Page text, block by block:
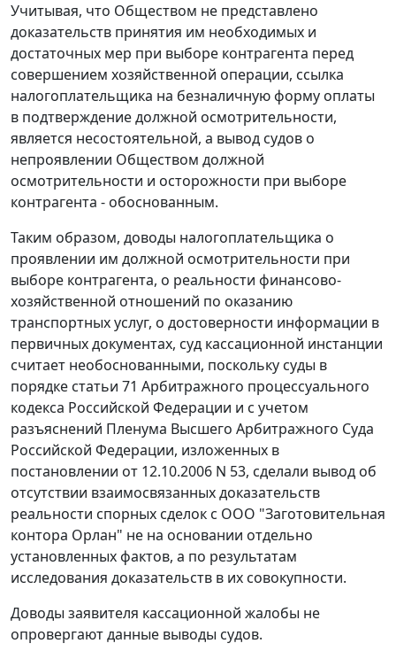
Учитывая, что Обществом не представлено
доказательств принятия им необходимых и
достаточных мер при выборе контрагента перед
совершением хозяйственной операции, ссылка
налогоплательщика на безналичную форму оплаты
в подтверждение должной осмотрительности,
является несостоятельной, а вывод судов о
непроявлении Обществом должной
осмотрительности и осторожности при выборе
контрагента - обоснованным.
Таким образом, доводы налогоплательщика о
проявлении им должной осмотрительности при
выборе контрагента, о реальности финансово-
хозяйственной отношений по оказанию
транспортных услуг, о достоверности информации в
первичных документах, суд кассационной инстанции
считает необоснованными, поскольку суды в
порядке статьи 71 Арбитражного процессуального
кодекса Российской Федерации и с учетом
разъяснений Пленума Высшего Арбитражного Суда
Российской Федерации, изложенных в
постановлении от 12.10.2006 N 53, сделали вывод об
отсутствии взаимосвязанных доказательств
реальности спорных сделок с ООО "Заготовительная
контора Орлан" не на основании отдельно
установленных фактов, а по результатам
исследования доказательств в их совокупности.
Доводы заявителя кассационной жалобы не
опровергают данные выводы судов.